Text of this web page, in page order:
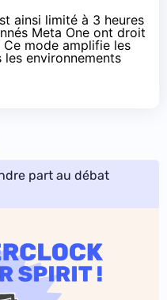
ainsi limité à 3 heures
Meta One ont droit
Ce mode amplifie les
environnements
part au débat